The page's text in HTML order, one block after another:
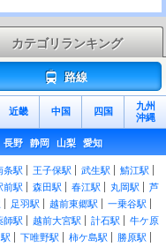
カテゴリランキング
路線
近畿 中国 四国
九州
沖縄
長野 静岡 山梨 愛知
条駅 王子保駅 武生駅
鯖江駅
前駅 森田駅 春江駅 丸岡駅
芦
足羽駅 越前東郷駅
一乗谷駅
師駅 越前大宮駅 計石駅
牛ケ原
下唯野駅 柿ケ島駅
勝原駅